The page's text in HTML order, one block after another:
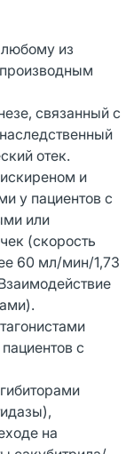
из
связанный с
отек.
и
у пациентов с
или
(скорость
60 мл/мин/1,73
с
на